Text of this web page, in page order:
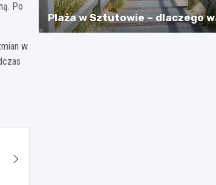
Po
w
Plaża w Sztutowie – dlaczego